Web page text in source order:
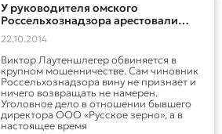
У руководителя омского
Россельхознадзора арестовали
имущество
22.10.2014
Виктор Лаутеншлегер обвиняется в
крупном мошенничестве. Сам чиновник
Россельхознадзора вину не признает и
ничего возвращать не намерен.
Уголовное дело в отношении бывшего
директора ООО «Русское зерно», а в
настоящее время